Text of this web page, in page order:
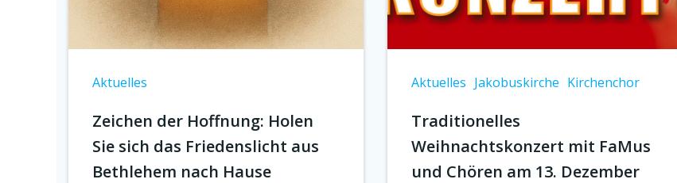
Aktuelles
Zeichen der Hoffnung: Holen
Sie sich das Friedenslicht aus
Bethlehem nach Hause
Aktuelles Jakobuskirche Kirchenchor
Traditionelles
Weihnachtskonzert mit FaMus
und Chören am 13. Dezember